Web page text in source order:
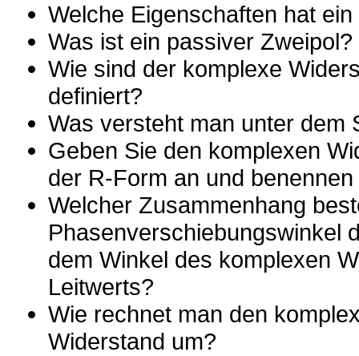
Welche Eigenschaften hat
Was ist ein passiver Zweipol?
Wie sind der komplexe
definiert?
Was versteht man unter dem
Geben Sie den komplexen
der R-Form an und
Welcher Zusammenhang
Phasenverschiebungswinkel
dem Winkel des komplexen
Leitwerts?
Wie rechnet man den
Widerstand um?